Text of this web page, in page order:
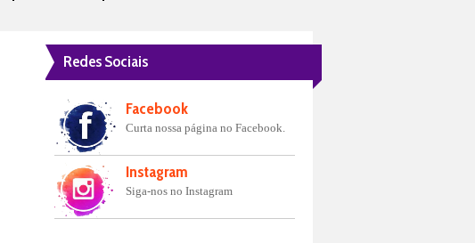
Redes Sociais
Facebook
Curta nossa página no Facebook.
Instagram
Siga-nos no Instagram